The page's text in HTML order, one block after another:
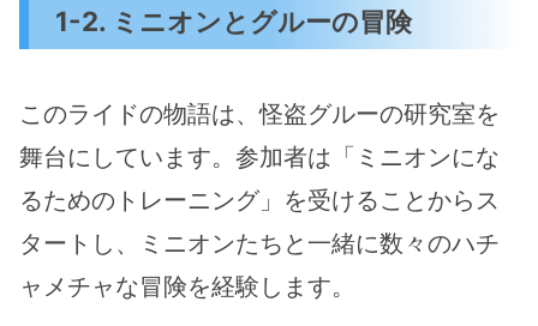
1-2. ミニオンとグルーの冒険
このライドの物語は、怪盗グルーの研究室を
舞台にしています。参加者は「ミニオンにな
るためのトレーニング」を受けることからス
タートし、ミニオンたちと一緒に数々のハチ
ャメチャな冒険を経験します。